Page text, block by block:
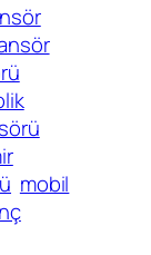
mobil